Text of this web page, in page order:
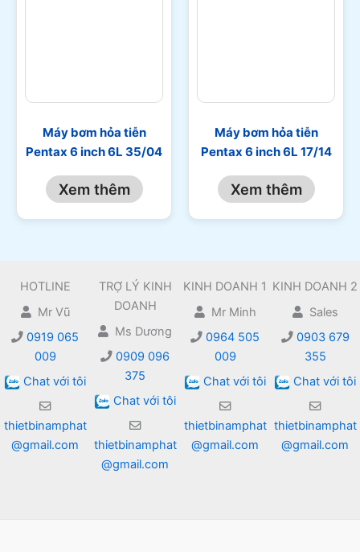
Máy bơm hỏa tiễn
Pentax 6 inch 6L 35/04
Xem thêm
Máy bơm hỏa tiễn
Pentax 6 inch 6L 17/14
Xem thêm
HOTLINE
Mr Vũ
0919 065
009
Chat với tôi
thietbinamphat
@gmail.com
TRỢ LÝ KINH
DOANH
Ms Dương
0909 096
375
Chat với tôi
thietbinamphat
@gmail.com
KINH DOANH 1
Mr Minh
0964 505
009
Chat với tôi
thietbinamphat
@gmail.com
KINH DOANH 2
Sales
0903 679
355
Chat với tôi
thietbinamphat
@gmail.com